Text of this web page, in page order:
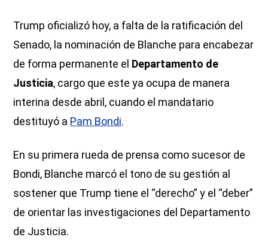
Trump oficializó hoy, a falta de la ratificación del
Senado, la nominación de Blanche para encabezar
de forma permanente el Departamento de
Justicia, cargo que este ya ocupa de manera
interina desde abril, cuando el mandatario
destituyó a Pam Bondi.
En su primera rueda de prensa como sucesor de
Bondi, Blanche marcó el tono de su gestión al
sostener que Trump tiene el “derecho” y el “deber”
de orientar las investigaciones del Departamento
de Justicia.